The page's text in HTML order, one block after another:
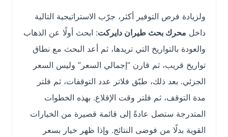
ولزيادة فرص التوفير أكثر، جرّب الاستراتيجية التالية
محرك بحث طيران دايركت: ابحث أولًا عن الذهاب
والعودة بالتواريخ التي تريدها، ثم أعد البحث مع نطاق
تواريخ قريب، ثم قارن “إجمالي السعر” وليس السعر
الجزئي. بعد ذلك، طبّق فلاتر عدد التوقفات، ثم فلتر
مدة التوقف، ثم فلتر وقت الإقلاع. بهذه الخطوات
المتدرجة ستصل عادةً إلى قائمة قصيرة من الخيارات
القوية بدلًا من فوضى النتائج. وإذا ظهر خيار بسعر